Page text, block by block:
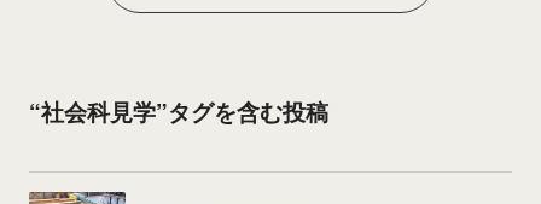
“社会科見学”タグを含む投稿